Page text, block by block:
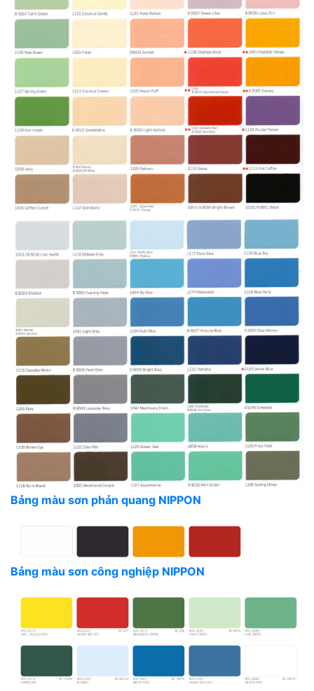
Bảng màu sơn phản quang NIPPON
Bảng màu sơn công nghiệp NIPPON